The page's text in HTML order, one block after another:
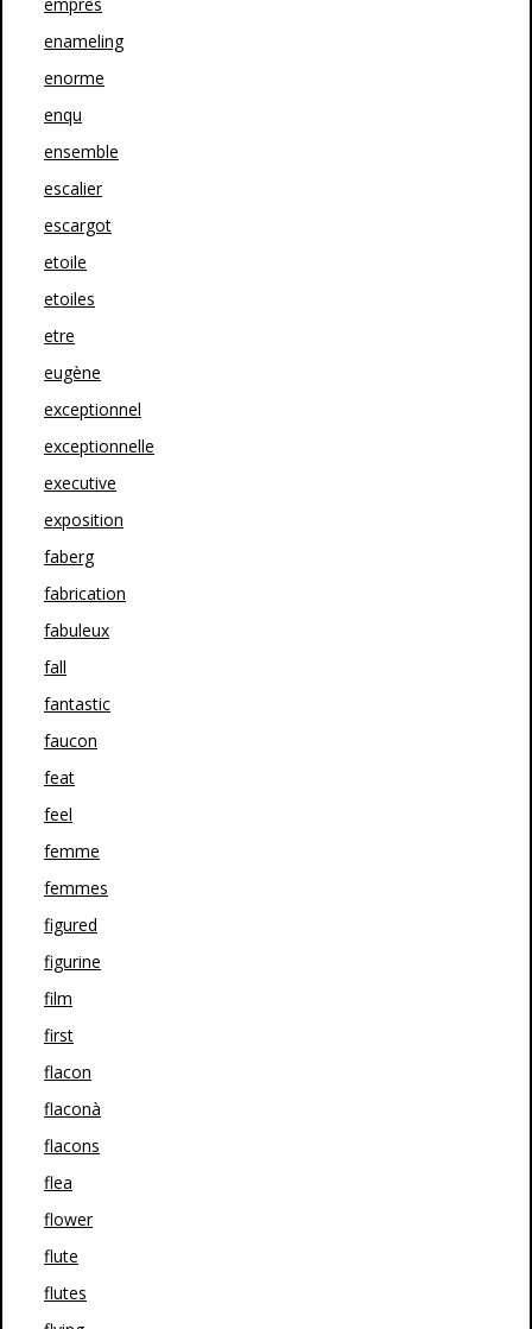
enameling
enorme
enqu
ensemble
escalier
escargot
etoile
etoiles
etre
eugène
exceptionnel
exceptionnelle
executive
exposition
faberg
fabrication
fabuleux
fall
fantastic
faucon
feat
feel
femme
femmes
figured
figurine
film
first
flacon
flaconà
flacons
flea
flower
flute
flutes